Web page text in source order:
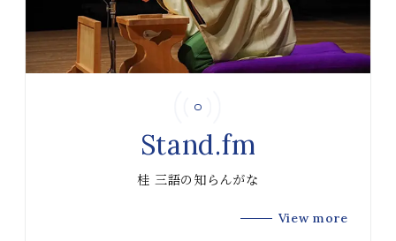
Stand.fm
桂 三語の知らんがな
View more